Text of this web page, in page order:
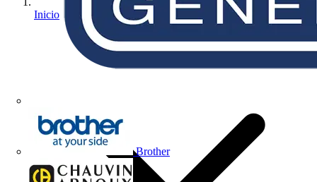
Brother
Inicio